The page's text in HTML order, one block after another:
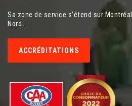
Sa zone de service s’étend sur
Nord…
ACCRÉDITATIONS